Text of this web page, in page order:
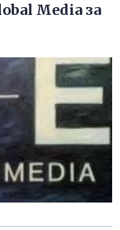
Media за